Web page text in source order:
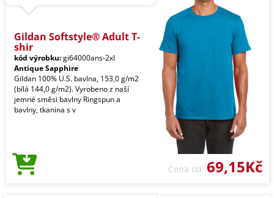
Gildan Softstyle® Adult T-
shir
kód výrobku:gi64000ans-2xl
Antique Sapphire
Gildan 100% U.S. bavlna, 153,0 g/m2
(bílá 144,0 g/m2). Vyrobeno z naší
jemné směsi bavlny Ringspun a
bavlny, tkanina s v
Cena od 69,15Kč